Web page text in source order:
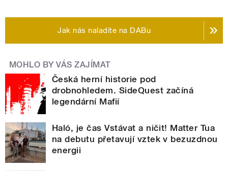
Jak nás naladíte na DABu
MOHLO BY VÁS ZAJÍMAT
Česká herní historie pod
drobnohledem. SideQuest začíná
legendární Mafií
Haló, je čas Vstávat a ničit! Matter Tua
na debutu přetavují vztek v bezuzdnou
energii